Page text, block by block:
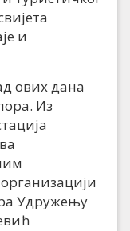
и
ових дана
Из
Удружењу